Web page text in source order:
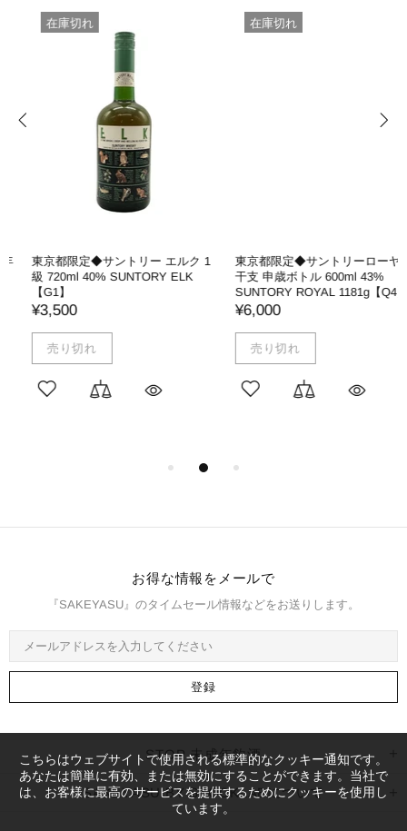
在庫切れ
東京都限定◆サントリーローヤル
干支 申歳ボトル 600ml 43%
SUNTORY ROYAL 1181g【Q4】
¥6,000
売り切れ
在庫切れ
東京都限定◆ニッカ 竹鶴 17年 ピ
ュアモルト 700ml 43% NIKKA
【V4】
¥33,000
売り切れ
お得な情報をメールで
『SAKEYASU』のタイムセール情報などをお送りします。
STOP 未成年飲酒
SAKEYASU BY STOCKLABについて
こちらはウェブサイトで使用される標準的なクッキー通知です。
あなたは簡単に有効、または無効にすることができます。当社で
は、お客様に最高のサービスを提供するためにクッキーを使用し
ています。